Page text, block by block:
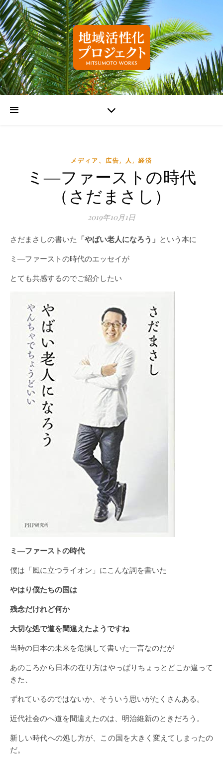
メディア、広告, 人 , 経済
ミ―ファーストの時代
（さだまさし）
2019年10月1日
さだまさしの書いた 「やばい老人になろう」 という本に
ミ―ファーストの時代のエッセイが
とても共感するのでご紹介したい
ミ―ファーストの時代
僕は「風に立つライオン」にこんな詞を書いた
やはり僕たちの国は
残念だけれど何か
大切な処で道を間違えたようですね
当時の日本の未来を危惧して書いた一言なのだが
あのころから日本の在り方はやっぱりちょっとどこか違って
きた、
ずれているのではないか、そういう思いがたくさんある。
近代社会のへ道を間違えたのは、明治維新のときだろう。
新しい時代への処し方が、この国を大きく変えてしまったの
だ。